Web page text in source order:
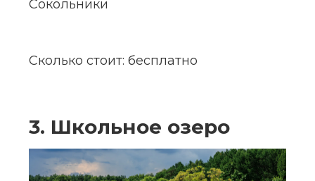
Сокольники
Сколько стоит: бесплатно
3. Школьное озеро